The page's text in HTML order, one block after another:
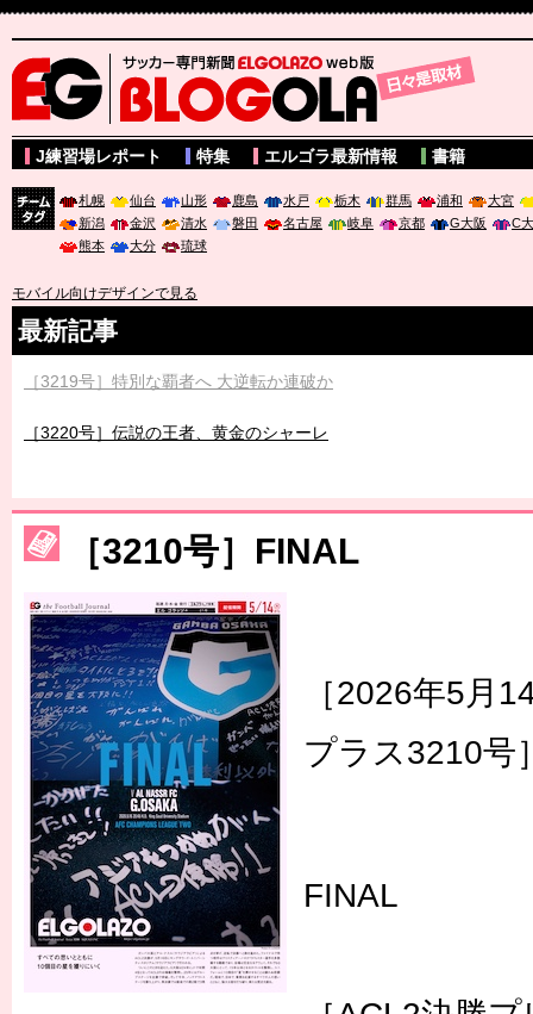
サッカー専門新聞ELGOLAZO web版 BLOGOLA
J練習場レポート 特集 エルゴラ最新情報 書籍
札幌 仙台 山形 鹿島 水戸 栃木 群馬 浦和
大宮
新潟
金沢 清水 磐田 名古屋 岐阜 京都 G大阪
C
熊本
大分 琉球
モバイル向けデザインで見る
最新記事
［3219号］特別な覇者へ 大逆転か連破か
［3220号］伝説の王者、黄金のシャーレ
［3230号］世界一への夢は終わらない
［3223号］一丸。日本出陣
［3222号］史上最大のW杯開幕 注目は「個」
長谷川 アーリアジャスールさんがシンポジウム「気候変動から命
［3210号］FINAL
［2026年5月
プラス3210号
FINAL